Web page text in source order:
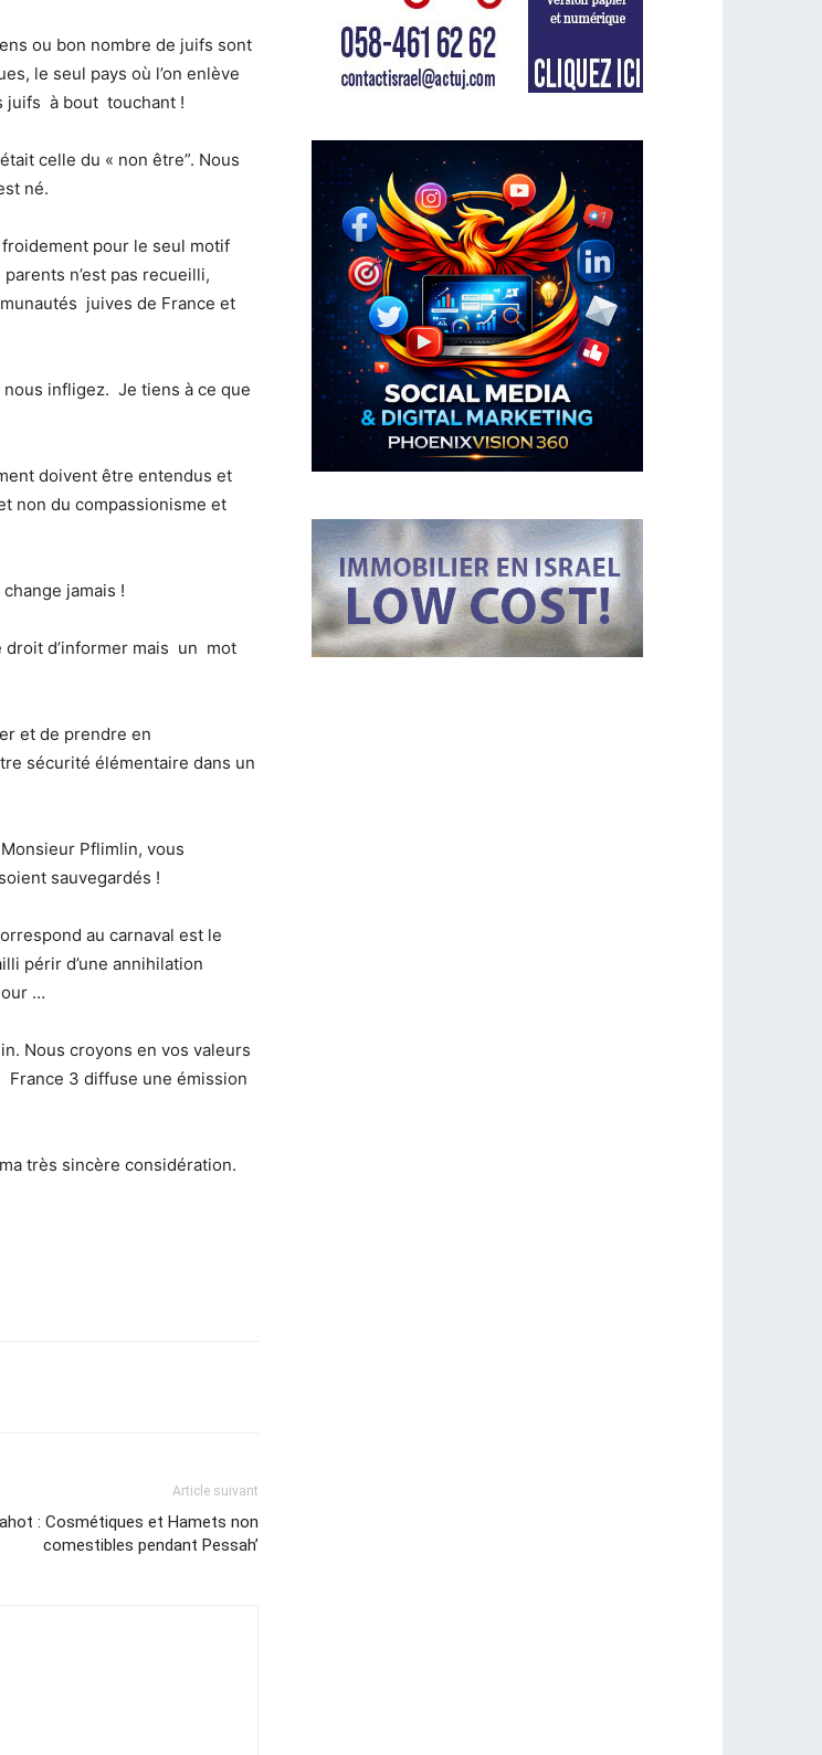
ou bon nombre de juifs sont
le seul pays où l’on enlève
juifs à bout touchant !
celle du « non être”. Nous
né.
pour le seul motif
n’est pas recueilli,
juives de France et
infligez. Je tiens à ce que
doivent être entendus et
non du compassionisme et
jamais !
droit d’informer mais un mot
et de prendre en
sécurité élémentaire dans un
Pflimlin, vous
sauvegardés !
au carnaval est le
périr d’une annihilation
…
Nous croyons en vos valeurs
3 diffuse une émission
très sincère considération.
Article suivant
: Cosmétiques et Hamets non
comestibles pendant Pessah’